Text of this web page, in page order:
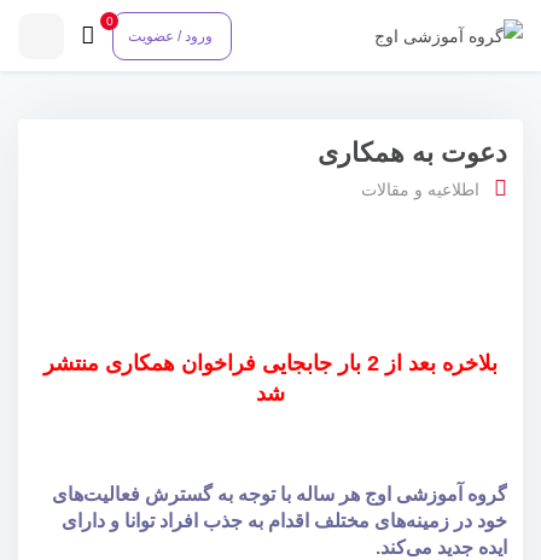
ورود / عضویت
0
دعوت به همکاری
اطلاعیه و مقالات
بلاخره بعد از 2 بار جابجایی فراخوان همکاری منتشر
شد
گروه آموزشی اوج هر ساله با توجه به گسترش فعالیت‌های
خود در زمینه‌های مختلف اقدام به جذب افراد توانا و دارای
ایده جدید می‌کند.